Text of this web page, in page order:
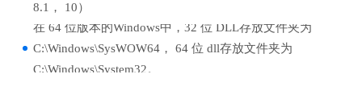
8.1， 10）
在 64 位版本的Windows中，32 位 DLL存放文件夹为
C:\Windows\SysWOW64， 64 位 dll存放文件夹为
C:\Windows\System32。